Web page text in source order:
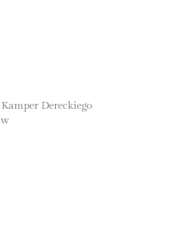
Dereckiego